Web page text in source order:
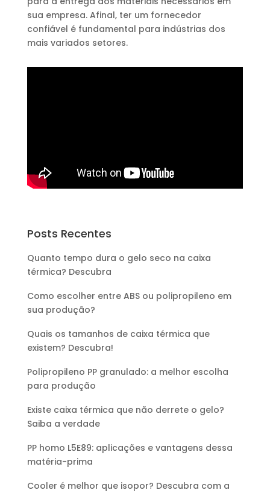
sua empresa. Afinal, ter um fornecedor
confiável é fundamental para indústrias dos
mais variados setores.
Posts Recentes
Quanto tempo dura o gelo seco na caixa
térmica? Descubra
Como escolher entre ABS ou polipropileno em
sua produção?
Quais os tamanhos de caixa térmica que
existem? Descubra!
Polipropileno PP granulado: a melhor escolha
para produção
Existe caixa térmica que não derrete o gelo?
Saiba a verdade
PP homo L5E89: aplicações e vantagens dessa
matéria-prima
Cooler é melhor que isopor? Descubra com a